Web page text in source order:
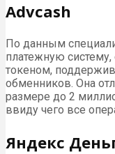
Advcash
По данным
платежную
токеном,
обменников. Она
размере до 2
ввиду чего все
Яндекс